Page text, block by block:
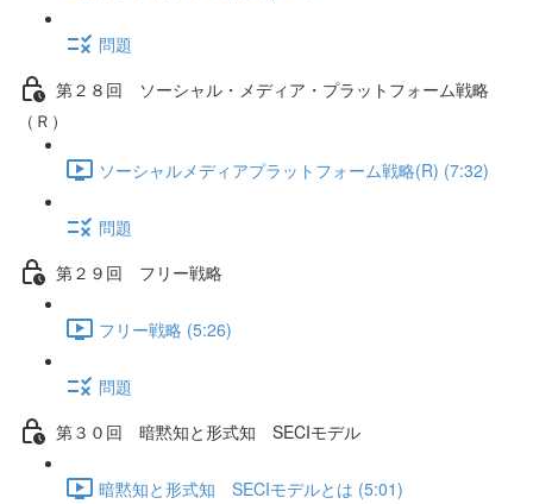
問題
第２８回 ソーシャル・メディア・プラットフォーム戦略
（Ｒ）
ソーシャルメディアプラットフォーム戦略(R) (7:32)
問題
第２９回 フリー戦略
フリー戦略 (5:26)
問題
第３０回 暗黙知と形式知 SECIモデル
暗黙知と形式知 SECIモデルとは (5:01)